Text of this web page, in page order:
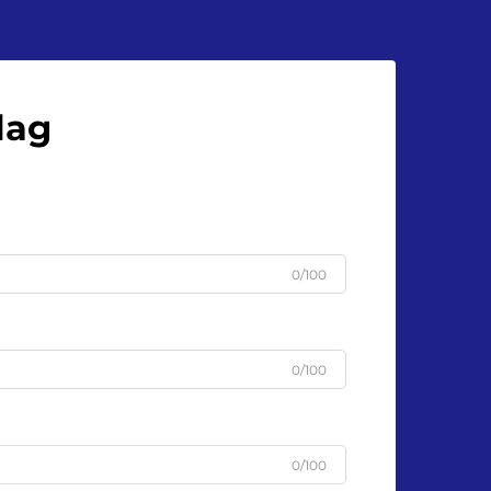
0/100
0/100
0/100